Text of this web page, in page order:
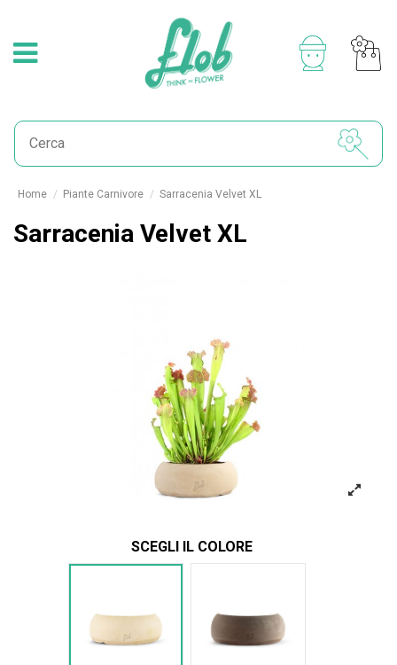
Home Piante Carnivore Sarracenia Velvet XL
Sarracenia Velvet XL
SCEGLI IL COLORE